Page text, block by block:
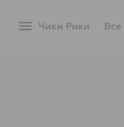
menu Чики Рики